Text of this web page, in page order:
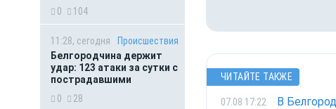
0
104
11:28, сегодня
Происшествия
Белгородчина держит
удар: 123 атаки за сутки с
пострадавшими
0
28
ЧИТАЙТЕ ТАКЖЕ
07.08 17:22 В